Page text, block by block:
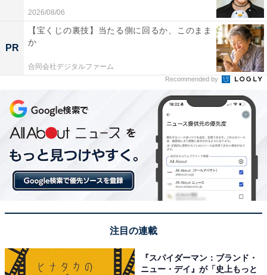
2026/08/06
PR
【宝くじの裏技】当たる側に回るか、このまま
か
合同会社デジタルファーム
Recommended by
注目の連載
『スパイダーマン：ブランド・
ニュー・デイ』が「史上もっと